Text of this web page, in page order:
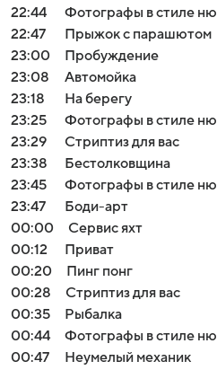
22:44
Фотографы в стиле ню
22:47
Прыжок с парашютом
23:00
Пробуждение
23:08
Автомойка
23:18
На берегу
23:25
Фотографы в стиле ню
23:29
Стриптиз для вас
23:38
Бестолковщина
23:45
Фотографы в стиле ню
23:47
Боди-арт
00:00
Сервис яхт
00:12
Приват
00:20
Пинг понг
00:28
Стриптиз для вас
00:35
Рыбалка
00:44
Фотографы в стиле ню
00:47
Неумелый механик